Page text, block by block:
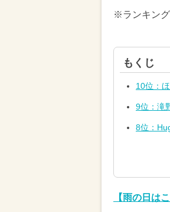
※ランキング
もくじ
10位：
9位：滝
8位：
【雨の日は